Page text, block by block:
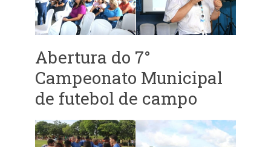
Abertura do 7°
Campeonato Municipal
de futebol de campo